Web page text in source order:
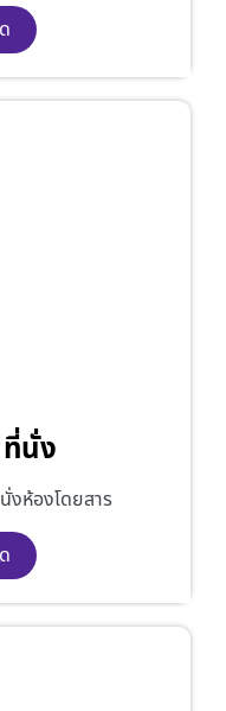
นั่ง
งห้องโดยสาร